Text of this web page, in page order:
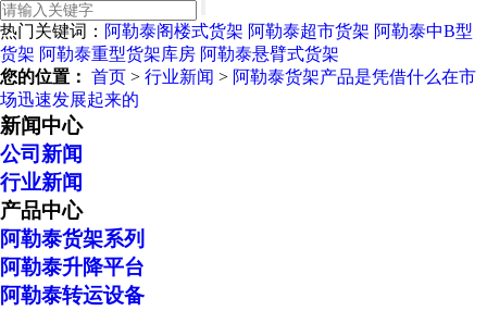
热门关键词： 阿勒泰阁楼式货架 阿勒泰超市货架 阿勒泰中B型
货架 阿勒泰重型货架库房 阿勒泰悬臂式货架
您的位置： 首页 > 行业新闻 > 阿勒泰货架产品是凭借什么在市
场迅速发展起来的
新闻中心
公司新闻
行业新闻
产品中心
阿勒泰货架系列
阿勒泰升降平台
阿勒泰转运设备